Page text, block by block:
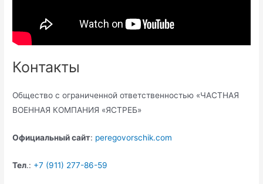
Контакты
Общество с ограниченной ответственностью «ЧАСТНАЯ
ВОЕННАЯ КОМПАНИЯ «ЯСТРЕБ»
Официальный сайт: peregovorschik.com
Тел.: +7 (911) 277-86-59